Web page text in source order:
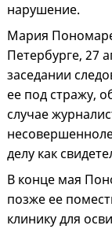
нарушение.
Мария
Петербурге, 27
заседании
ее под стражу,
случае
делу как
В конце мая
позже ее
клинику для